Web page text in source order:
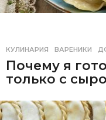
КУЛИНАРИЯ ВАРЕНИКИ ,
Почему я
только с